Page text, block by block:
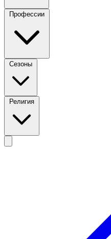
Профессии
Сезоны
Религия